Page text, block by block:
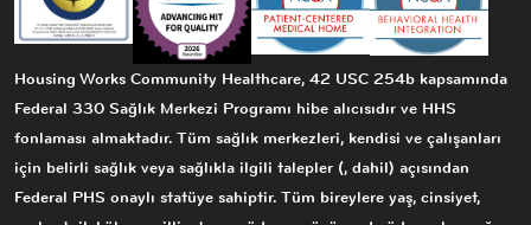
Housing Works Community Healthcare, 42 USC 254b kapsamında
Federal 330 Sağlık Merkezi Programı hibe alıcısıdır ve HHS
fonlaması almaktadır. Tüm sağlık merkezleri, kendisi ve çalışanları
için belirli sağlık veya sağlıkla ilgili talepler (, dahil) açısından
Federal PHS onaylı statüye sahiptir. Tüm bireylere yaş, cinsiyet,